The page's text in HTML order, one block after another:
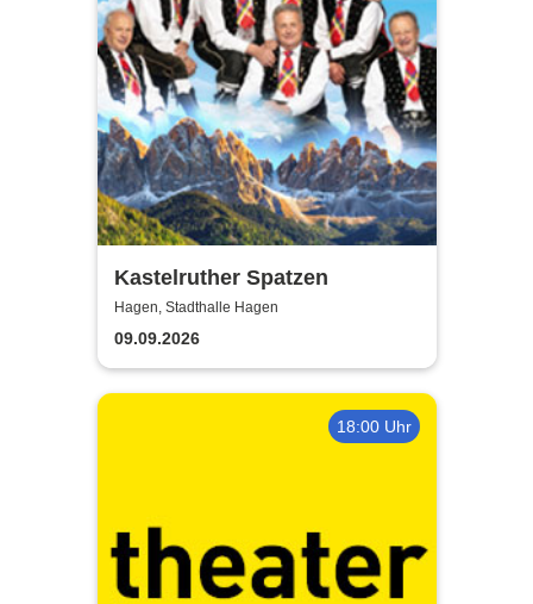
Kastelruther Spatzen
Hagen, Stadthalle Hagen
09.09.2026
18:00 Uhr